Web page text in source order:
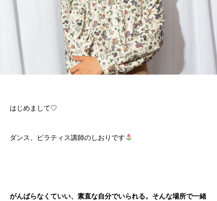
はじめまして♡
ダンス、ピラティス講師のしおりです
がんばらなくていい、素直な自分でいられる。そんな場所で一緒